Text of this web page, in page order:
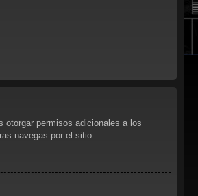
otorgar permisos adicionales a los
navegas por el sitio.